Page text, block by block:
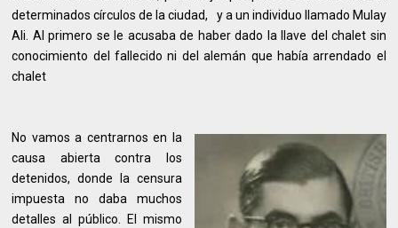
determinados círculos de la ciudad, y a un individuo llamado Mulay
Ali. Al primero se le acusaba de haber dado la llave del chalet sin
conocimiento del fallecido ni del alemán que había arrendado el
chalet
No vamos a centrarnos en la
causa abierta contra los
detenidos, donde la censura
impuesta no daba muchos
detalles al público. El mismo